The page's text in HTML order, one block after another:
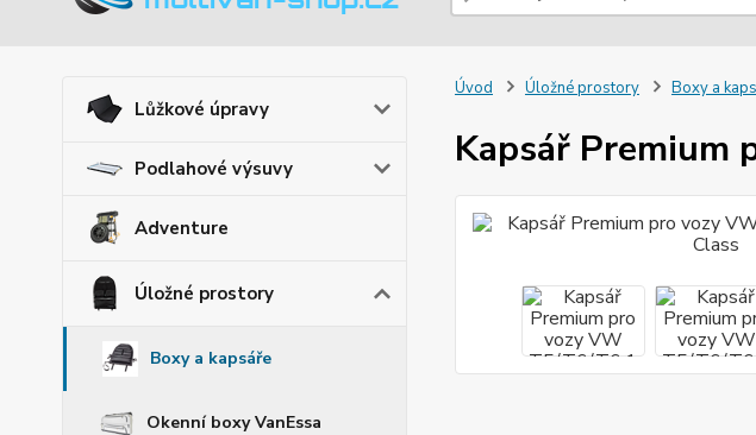
Lůžkové úpravy
Podlahové výsuvy
Adventure
Úložné prostory
Boxy a kapsáře
Okenní boxy VanEssa
Úvod Úložné prostory Boxy a
Kapsář Premium